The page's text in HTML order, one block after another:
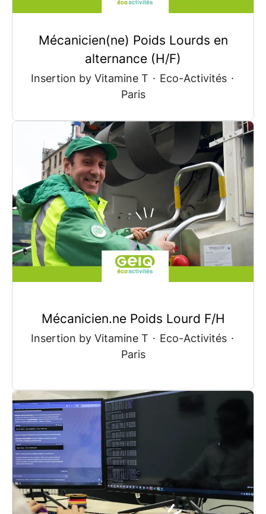
Mécanicien(ne) Poids Lourds en
alternance (H/F)
Insertion by Vitamine T · Eco-Activités ·
Paris
Mécanicien.ne Poids Lourd F/H
Insertion by Vitamine T · Eco-Activités ·
Paris